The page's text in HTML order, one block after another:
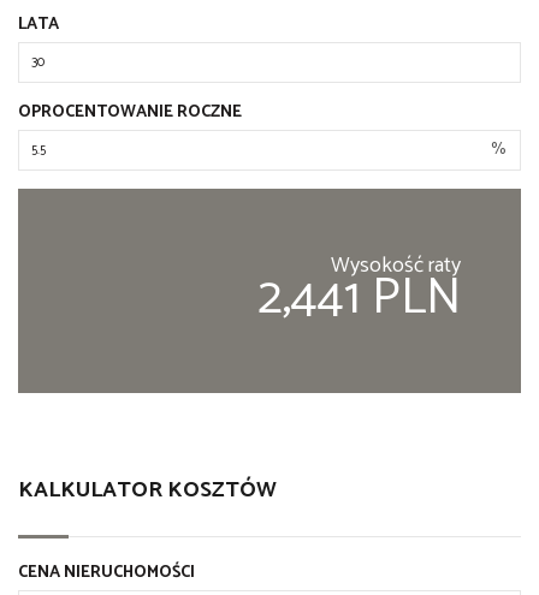
LATA
OPROCENTOWANIE ROCZNE
%
Wysokość raty
2,441 PLN
KALKULATOR KOSZTÓW
CENA NIERUCHOMOŚCI